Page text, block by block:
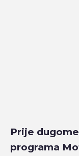
Prije
programa